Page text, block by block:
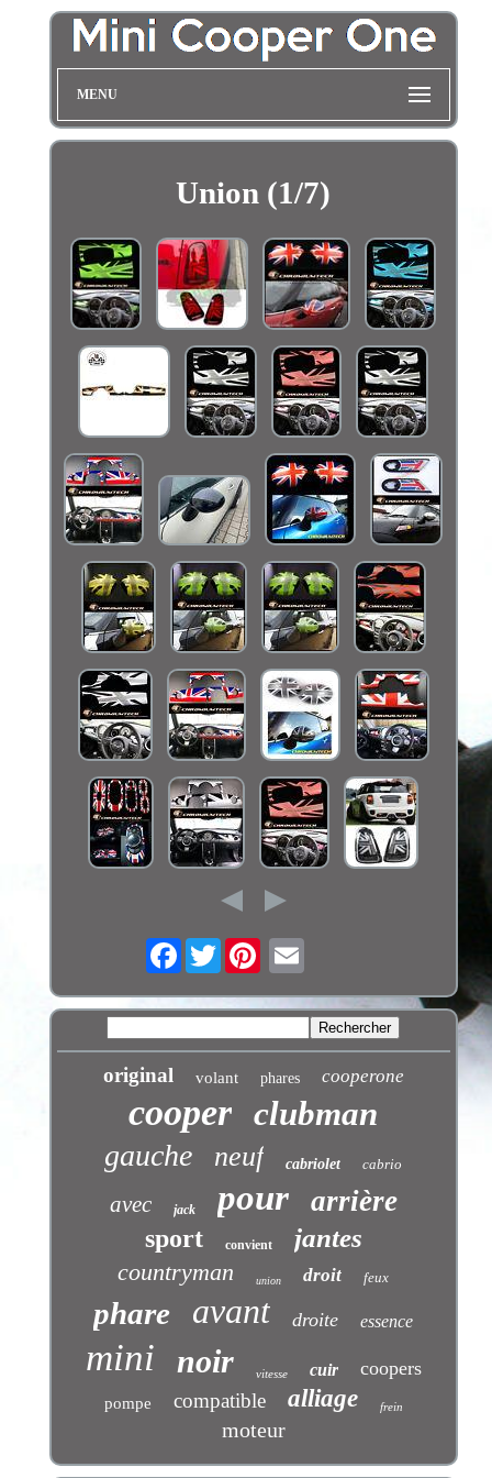
MENU
Union (1/7)
FacebookTwitter
original volant phares cooperone
cooper clubman
gauche neuf cabriolet cabrio
avec jack pour arrière
sport convient jantes
countryman union droit feux
phare avant droite essence
mini noir vitesse cuir coopers
pompe compatible alliage frein
moteur